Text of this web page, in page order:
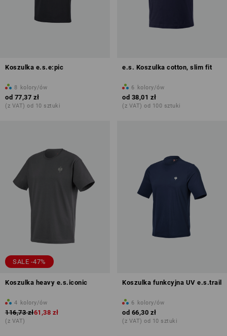
Koszulka e.s.e:pic
8 kolory/ów
od 77,37 zł
(z VAT) od 10 sztuki
e.s. Koszulka cotton, slim fit
6 kolory/ów
od 38,01 zł
(z VAT) od 100 sztuki
SALE -47%
Koszulka heavy e.s.iconic
4 kolory/ów
116,73 zł61,38 zł
(z VAT)
Koszulka funkcyjna UV e.s.trail
6 kolory/ów
od 66,30 zł
(z VAT) od 10 sztuki